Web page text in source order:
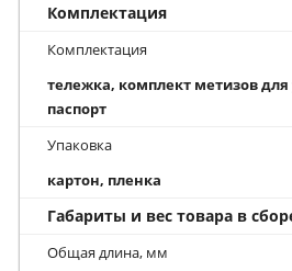
Комплектация
Комплектация
тележка, комплект метизов для
паспорт
Упаковка
картон, пленка
Габариты и вес товара в
Общая длина, мм